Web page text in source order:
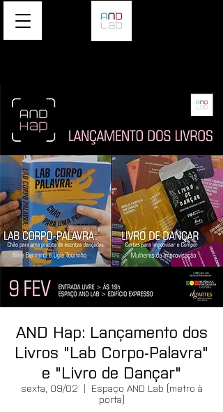
AND Hap: Lançamento dos
Livros "Lab Corpo-Palavra"
e "Livro de Dançar"
sexta, 09/02
  |
Espaço AND Lab (metro à
porta)